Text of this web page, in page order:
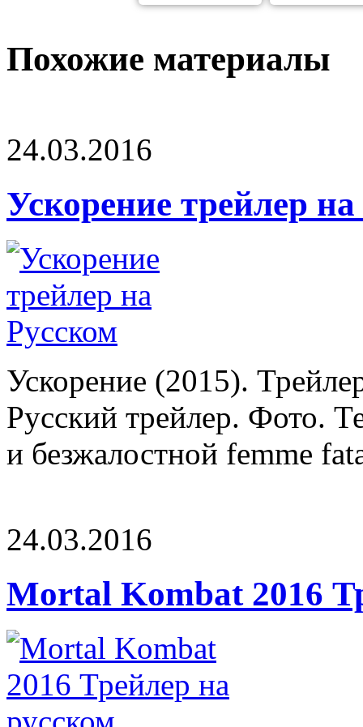
Похожие материалы
24.03.2016
Ускорение трейлер
Ускорение (2015).
Русский трейлер. Фото.
и безжалостной femme
24.03.2016
Mortal Kombat 2016